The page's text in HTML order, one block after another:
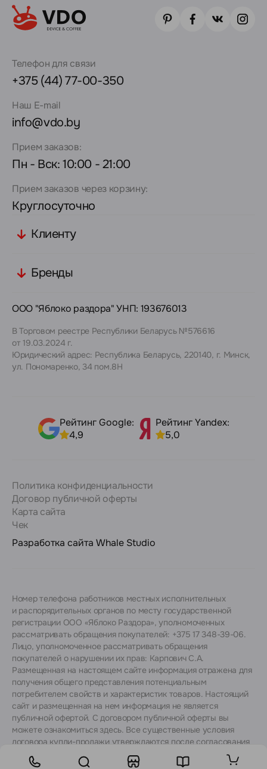
Телефон для связи
+375 (44) 77-00-350
Наш E-mail
info@vdo.by
Прием заказов:
Пн - Вск: 10:00 - 21:00
Прием заказов через корзину:
Круглосуточно
Клиенту
Бренды
ООО "Яблоко раздора" УНП: 193676013
В Торговом реестре Республики Беларусь №576616
от 19.03.2024 г.
Юридический адрес: Республика Беларусь, 220140, г. Минск,
ул. Пономаренко, 34 пом.8Н
Рейтинг Google:
4,9
Рейтинг Yandex:
5,0
Политика конфиденциальности
Договор публичной оферты
Карта сайта
Чек
Разработка сайта Whale Studio
Номер телефона работников местных исполнительных
и распорядительных органов по месту государственной
регистрации ООО «Яблоко Раздора», уполномоченных
рассматривать обращения покупателей: +375 17 348-39-06.
Лицо, уполномоченное рассматривать обращения
покупателей о нарушении их прав: Карпович С.А.
Размещенная на настоящем сайте информация отражена для
получения общего представления потенциальным
потребителем свойств и характеристик товаров. Настоящий
сайт и размещенная на нем информация не является
публичной офертой. С договором публичной оферты вы
можете ознакомиться здесь. Все существенные условия
договора купли-продажи утверждаются после согласования
с консультантами.